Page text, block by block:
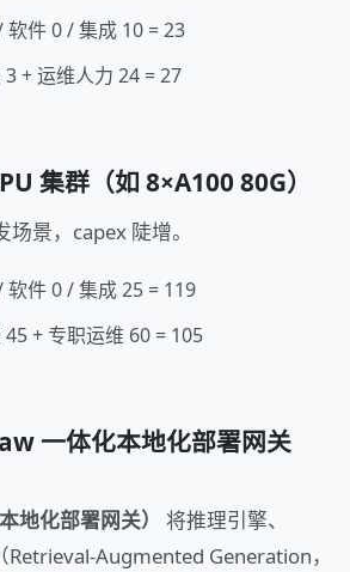
软件 0 / 集成 10 = 23
+ 运维人力 24 = 27
集群（如 8×A100 80G）
景，capex 陡增。
软件 0 / 集成 25 = 119
+ 专职运维 60 = 105
一体化本地化部署网关
地化部署网关）
将推理引擎、
Retrieval-Augmented Generation，